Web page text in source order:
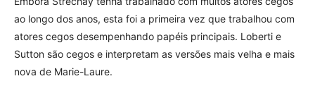
ao longo dos anos, esta foi a primeira vez que trabalhou com
atores cegos desempenhando papéis principais. Loberti e
Sutton são cegos e interpretam as versões mais velha e mais
nova de Marie-Laure.